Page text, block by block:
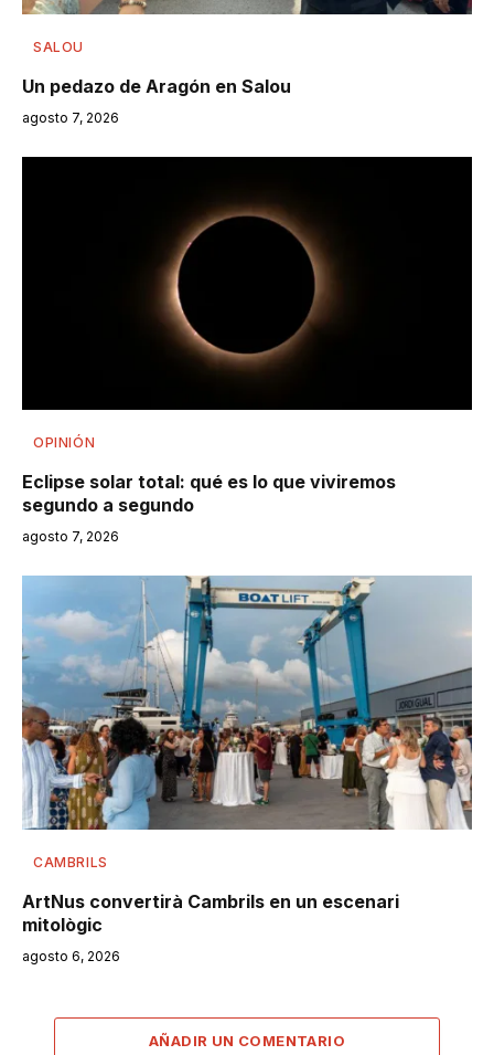
SALOU
Un pedazo de Aragón en Salou
agosto 7, 2026
OPINIÓN
Eclipse solar total: qué es lo que viviremos
segundo a segundo
agosto 7, 2026
CAMBRILS
ArtNus convertirà Cambrils en un escenari
mitològic
agosto 6, 2026
AÑADIR UN COMENTARIO